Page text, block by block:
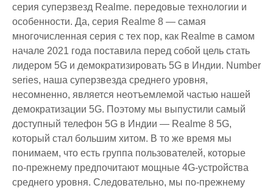
серия суперзвезд Realme. передовые технологии и
особенности. Да, серия Realme 8 — самая
многочисленная серия с тех пор, как Realme в самом
начале 2021 года поставила перед собой цель стать
лидером 5G и демократизировать 5G в Индии. Number
series, наша суперзвезда среднего уровня,
несомненно, является неотъемлемой частью нашей
демократизации 5G. Поэтому мы выпустили самый
доступный телефон 5G в Индии — Realme 8 5G,
который стал большим хитом. В то же время мы
понимаем, что есть группа пользователей, которые
по-прежнему предпочитают мощные 4G-устройства
среднего уровня. Следовательно, мы по-прежнему